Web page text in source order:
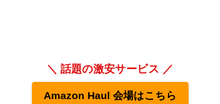
＼ 話題の激安サービス ／
Amazon Haul 会場はこちら